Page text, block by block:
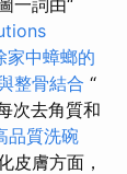
一詞由“
家中蟑螂的
整骨結合 “
次去角質和
品質洗碗
皮膚方面，